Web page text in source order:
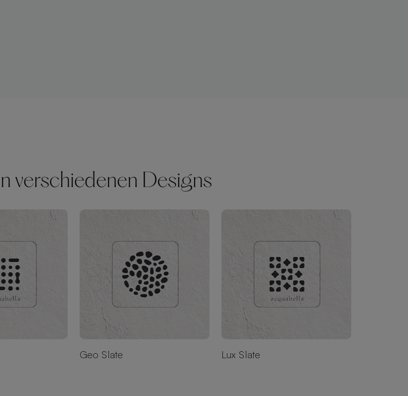
verschiedenen Designs
Geo Slate Lux Slate